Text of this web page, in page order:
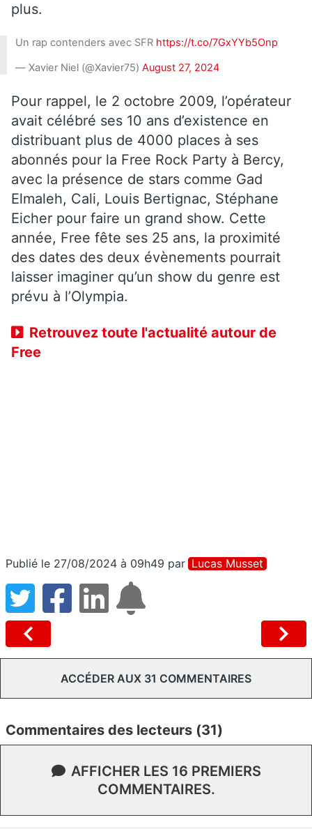
plus.
Un rap contenders avec SFR https://t.co/7GxYYb5Onp
— Xavier Niel (@Xavier75) August 27, 2024
Pour rappel, le 2 octobre 2009, l’opérateur
avait célébré ses 10 ans d’existence en
distribuant plus de 4000 places à ses
abonnés pour la Free Rock Party à Bercy,
avec la présence de stars comme Gad
Elmaleh, Cali, Louis Bertignac, Stéphane
Eicher pour faire un grand show. Cette
année, Free fête ses 25 ans, la proximité
des dates des deux évènements pourrait
laisser imaginer qu’un show du genre est
prévu à l’Olympia.
Retrouvez toute l'actualité autour de
Free
Publié le 27/08/2024 à 09h49 par Lucas Musset
ACCÉDER AUX 31 COMMENTAIRES
Commentaires des lecteurs (31)
AFFICHER LES 16 PREMIERS
COMMENTAIRES.